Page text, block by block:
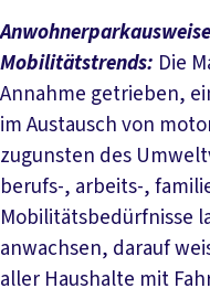
Mobilitätstrends: Die
Annahme getrieben,
im Austausch von
zugunsten des
berufs-, arbeits-,
Mobilitätsbedürfnisse
anwachsen, darauf
aller Haushalte mit